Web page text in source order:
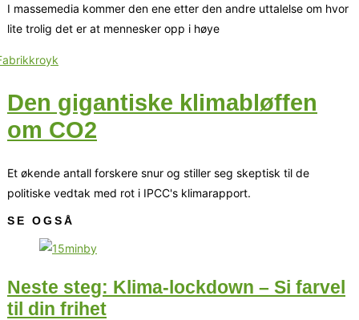
I massemedia kommer den ene etter den andre uttalelse om hvor
lite trolig det er at mennesker opp i høye
Den gigantiske klimabløffen
om CO2
Et økende antall forskere snur og stiller seg skeptisk til de
politiske vedtak med rot i IPCC's klimarapport.
SE OGSÅ
Neste steg: Klima-lockdown – Si farvel
til din frihet